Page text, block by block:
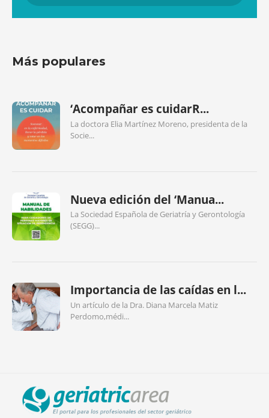
Más populares
‘Acompañar es cuidarR...
La doctora Elia Martínez Moreno, presidenta de la
Socie...
Nueva edición del ‘Manua...
La Sociedad Española de Geriatría y Gerontología
(SEGG)...
Importancia de las caídas en l...
Un artículo de la Dra. Diana Marcela Matiz
Perdomo,médi...